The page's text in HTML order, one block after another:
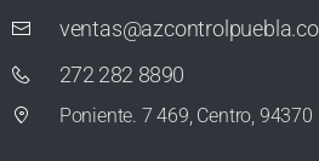
272 282 8890
Poniente. 7 469, Centro,